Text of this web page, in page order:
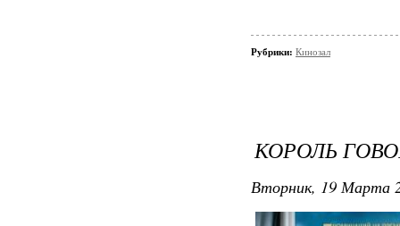
Рубрики: Кинозал
КОРОЛЬ
Вторник, 19 Марта